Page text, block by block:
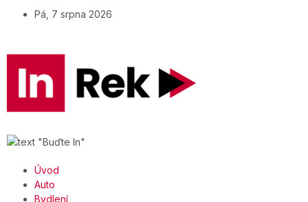
Pá, 7 srpna 2026
Úvod
Auto
Bydlení